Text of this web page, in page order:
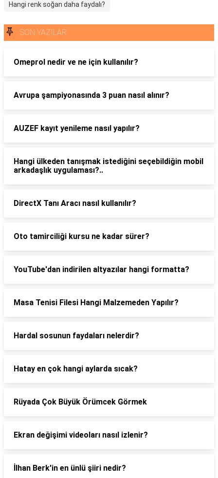
Hangi renk soğan daha faydalı?
SON YAZILAR
Omeprol nedir ve ne için kullanılır?
Avrupa şampiyonasında 3 puan nasıl alınır?
AUZEF kayıt yenileme nasıl yapılır?
Hangi ülkeden tanışmak istediğini seçebildiğin mobil
arkadaşlık uygulaması?..
DirectX Tanı Aracı nasıl kullanılır?
Oto tamirciliği kursu ne kadar sürer?
YouTube'dan indirilen altyazılar hangi formatta?
Masa Tenisi Filesi Hangi Malzemeden Yapılır?
Hardal sosunun faydaları nelerdir?
Hatay en çok hangi aylarda sıcak?
Rüyada Çok Büyük Örümcek Görmek
Ekran değişimi videoları nasıl izlenir?
İlhan Berk'in en ünlü şiiri nedir?